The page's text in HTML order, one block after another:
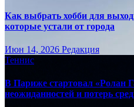
Как выбрать хобби для
которые устали от города
Июн 14, 2026 Редакция
Теннис
В Париже стартовал «Ролан
неожиданностей и потерь